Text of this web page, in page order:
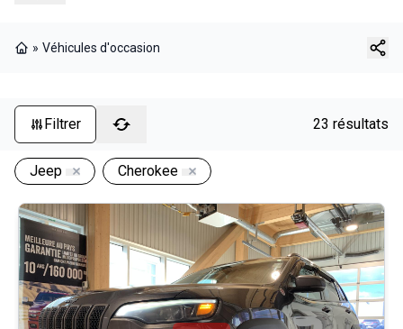
» Véhicules d'occasion
Filtrer 23 résultats
Jeep Cherokee